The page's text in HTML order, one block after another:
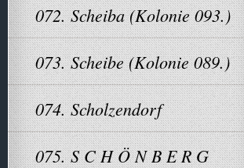
072. Scheiba (Kolonie 093.)
073. Scheibe (Kolonie 089.)
074. Scholzendorf
075. S C H Ö N B E R G